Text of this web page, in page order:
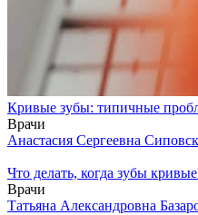
Кривые зубы: типичные
Врачи
Анастасия Сергеевна
Что делать, когда зубы
Врачи
Татьяна Александровна